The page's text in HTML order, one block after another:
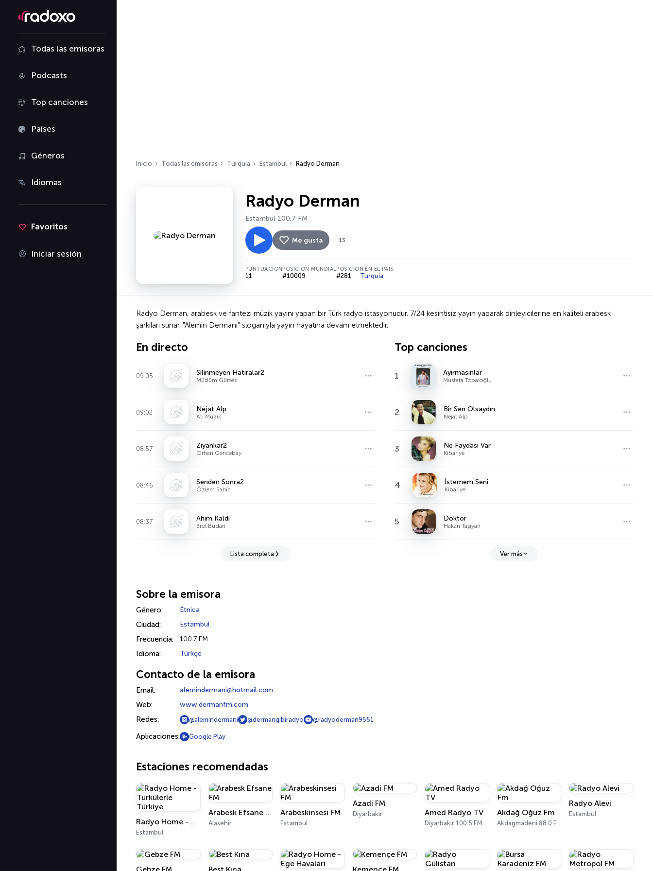
Todas las emisoras
Podcasts
Top canciones
Países
Géneros
Idiomas
Favoritos
Iniciar sesión
Inicio Todas las emisoras Turquía Estambul Radyo Derman
Radyo Derman
Estambul 100.7 FM
Me gusta 15
PUNTUACIÓN
11
POSICIÓN MUNDIAL
#10009
POSICIÓN EN EL PAÍS
#281 Turquía
Radyo Derman, arabesk ve fantezi müzik yayını yapan bir Türk radyo istasyonudur. 7/24 kesintisiz yayın yaparak dinleyicilerine en kaliteli arabesk
şarkıları sunar. "Alemin Dermanı" sloganıyla yayın hayatına devam etmektedir.
En directo
09:05 Silinmeyen Hatıralar2
Müslüm Gürses
09:02 Nejat Alp
Ati Müzik
08:57 Ziyankar2
Orhan Gencebay
08:46 Senden Sonra2
Özlem Şahin
08:37 Ahım Kaldı
Erol Budan
Lista completa
Top canciones
1 Ayırmasınlar
Mustafa Topaloğlu
2 Bir Sen Olsaydın
Nejat Alp
3 Ne Faydası Var
Kibariye
4 İstemem Seni
Kibariye
5 Doktor
Hakan Taşıyan
Ver más
Sobre la emisora
Género: Étnica
Ciudad: Estambul
Frecuencia: 100.7 FM
Idioma: Türkçe
Contacto de la emisora
Email: alemindermani@hotmail.com
Web: www.dermanfm.com
Redes: @alemindermani @dermangibiradyo @radyoderman9551
Aplicaciones: Google Play
Estaciones recomendadas
Radyo Home - Türkülerle Türkiye
Estambul
Arabesk Efsane FM
Alasehir
Arabeskinsesi FM
Estambul
Azadi FM
Diyarbakır Amed Radyo TV
Diyarbakır 100.5 FM
Akdağ Oğuz Fm
Akdagmadeni 88.0 FM
Radyo Alevi
Estambul